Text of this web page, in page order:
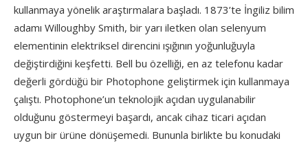
kullanmaya yönelik araştırmalara başladı. 1873’te İngiliz bilim
adamı Willoughby Smith, bir yarı iletken olan selenyum
elementinin elektriksel direncini ışığının yoğunluğuyla
değiştirdiğini keşfetti. Bell bu özelliği, en az telefonu kadar
değerli gördüğü bir Photophone geliştirmek için kullanmaya
çalıştı. Photophone’un teknolojik açıdan uygulanabilir
olduğunu göstermeyi başardı, ancak cihaz ticari açıdan
uygun bir ürüne dönüşemedi. Bununla birlikte bu konudaki